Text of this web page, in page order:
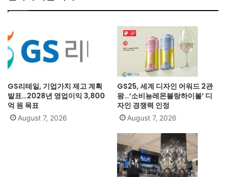
GS리테일, 기업가치 제고 계획
발표…2028년 영업이익 3,800
억 원 목표
August 7, 2026
GS25, 세계 디자인 어워드 2관
왕…‘소비뇽레몬블랑하이볼’ 디
자인 경쟁력 인정
August 7, 2026